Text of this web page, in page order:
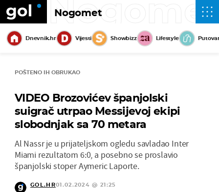
Nogomet
Dnevnik.hr Vijesti Showbizz Lifestyle
POŠTENO IH OBRUKAO
VIDEO Brozovićev španjolski
suigrač utrpao Messijevoj ekipi
slobodnjak sa 70 metara
Al Nassr je u prijateljskom ogledu savladao Inter
Miami rezultatom 6:0, a posebno se proslavio
španjolski stoper Aymeric Laporte.
GOL.HR01.02.2024 @ 21:25